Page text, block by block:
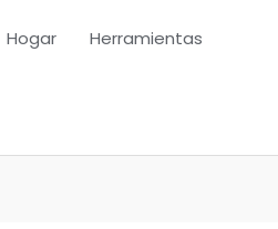
Hogar Herramientas